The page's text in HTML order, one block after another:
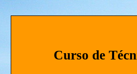
Curso de